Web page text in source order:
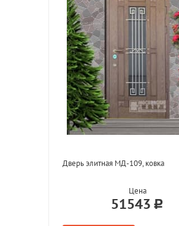
Дверь элитная МД-109, ковка
Цена
51543